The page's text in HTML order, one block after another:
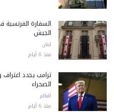
السفارة
الجيش
لبنان
منذ 6 أيام
ترامب يجدد
الصحراء
العالم
منذ 6 أيام